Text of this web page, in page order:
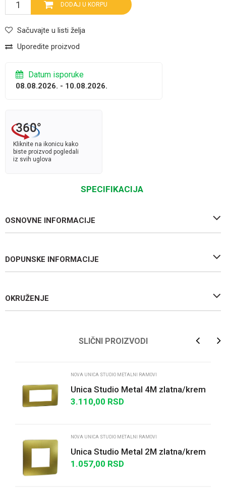
DODAJ U KORPU
Sačuvajte u listi želja
Uporedite proizvod
Datum isporuke
08.08.2026. - 10.08.2026.
Kliknite na ikonicu kako
biste proizvod pogledali
iz svih uglova
SPECIFIKACIJA
OSNOVNE INFORMACIJE
DOPUNSKE INFORMACIJE
OKRUŽENJE
Poruka
SLIČNI PROIZVODI
NOVA UNICA STUDIO METALNI RAMOVI
Unica Studio Metal 4M zlatna/krem
3.110,00 RSD
NOVA UNICA STUDIO METALNI RAMOVI
Unica Studio Metal 2M zlatna/krem
1.057,00 RSD